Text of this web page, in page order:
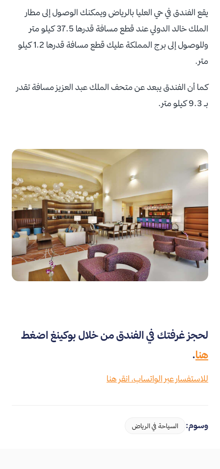
يقع الفندق في حي العليا بالرياض ويمكنك الوصول إلى مطار
الملك خالد الدولي عند قطع مسافة قدرها 37.5 كيلو متر
وللوصول إلى برج المملكة عليك قطع مسافة قدرها 1.2 كيلو
متر.
كما أن الفندق يبعد عن متحف الملك عبد العزيز مسافة تقدر
بـ 9.3 كيلو متر.
لحجز غرفتك في الفندق من خلال بوكينغ اضغط
هنا.
للاستفسار عبر الواتساب، انقر هنا
وسوم: السياحة في الرياض